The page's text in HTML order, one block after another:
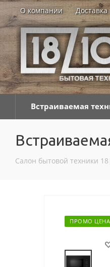
О компании
Встраиваемая
Салон бытовой техники
ПРОМО ЦЕНА